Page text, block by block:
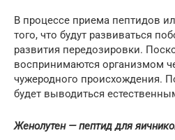
В процессе приема пептидов
того, что будут развиваться
развития передозировки.
воспринимаются организмом
чужеродного происхождения.
будет выводиться
Женолутен — пептид для